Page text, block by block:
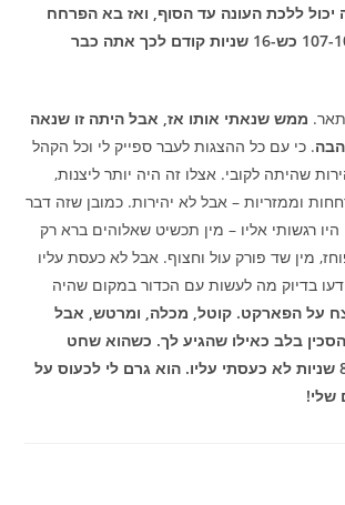
ללכת העונה עד הסוף, ואז בא הפרחח
הזה וקובר אותך 107-105 כש-16 שניות קודם לכך אתה כבר
ממש שנאתי אותו אז, אבל היתה זו שנאה
. כי עם כל ההצגות לעבר ספייק לי וכל הקהל
שהיתה לקובי. אצלו זה היה יותר ליצנות,
וממזריות – אבל לא יהירות. כמובן שזה דבר
רגשותי אליו – מין תכשיט שאלוהים ברא רק
מין שד פורק עול וחצוף. אבל לא כעסת עליו
בדיוק מה לעשות עם הכדור במקום שהיה
על הפארקט. קוטל, מכלה, ומרטש, אבל
בלב כאילו שהגיע לך. כשהוא שחט
אותנו ב-8 נק' ב-8.9 שניות לא כעסתי עליו. הוא גרם לי לכעוס על
שלי!